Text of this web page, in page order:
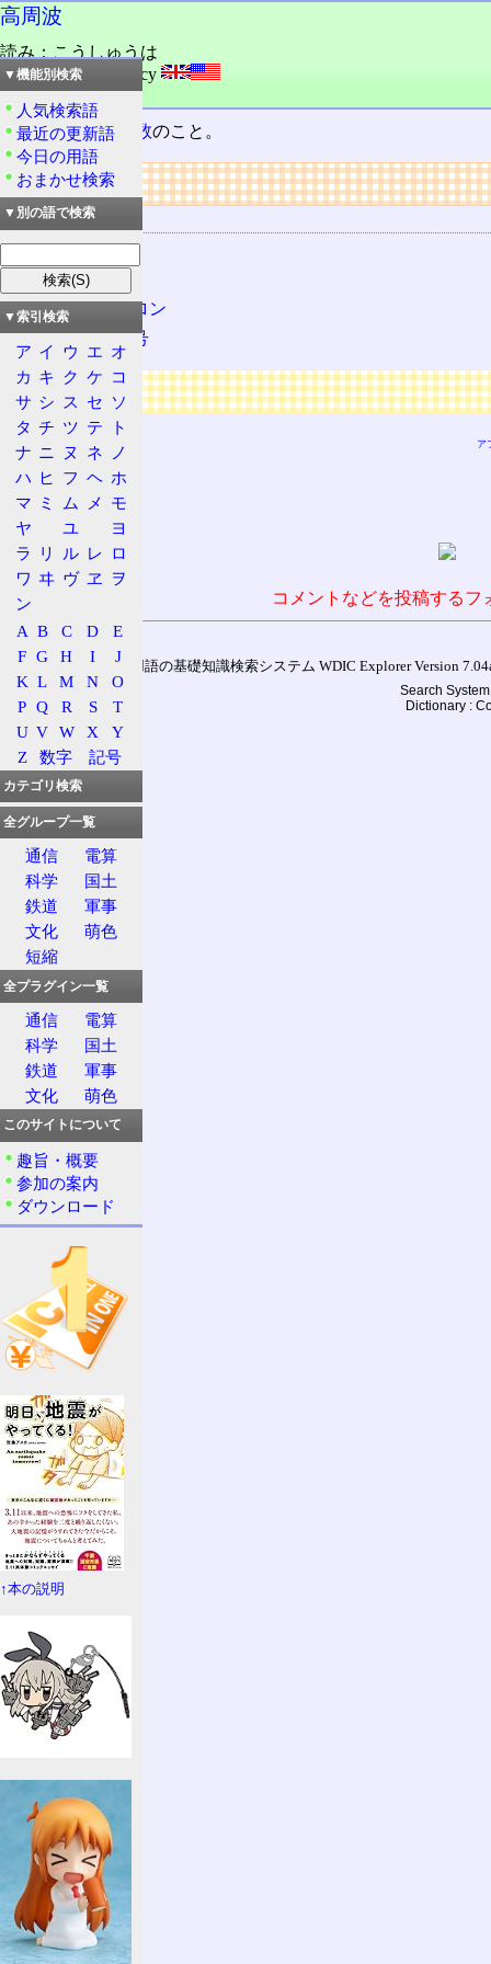
高周波
読み：こうしゅうは
外語：high frequency
品詞：名詞
比較的高い周波数のこと。
リンク
関連する用語
周波数
可聴周波数
クライストロン
チャープ信号
広告
ア
コメントなどを投稿する
通信用語の基礎知識検索システム WDIC Explorer Version
Search
Dictionary :
▼機能別検索
人気検索語
最近の更新語
今日の用語
おまかせ検索
▼別の語で検索
▼索引検索
ア イ ウ エ オ
カ キ ク ケ コ
サ シ ス セ ソ
タ チ ツ テ
ト
ナ ニ ヌ ネ
ノ
ハ ヒ フ ヘ ホ
マ ミ ム メ
モ
ヤ
ユ
ヨ
ラ
リ ル レ ロ
ワ ヰ ヴ ヱ
ヲ
ン
A B C D
E
F G H I
J
K L M N
O
P Q R S
T
U V W X
Y
Z
数字 記号
カテゴリ検索
全グループ一覧
通信
電算
科学
国土
鉄道
軍事
文化
萌色
短縮
全プラグイン一覧
通信
電算
科学
国土
鉄道
軍事
文化
萌色
このサイトについて
趣旨・概要
参加の案内
ダウンロード
↑本の説明